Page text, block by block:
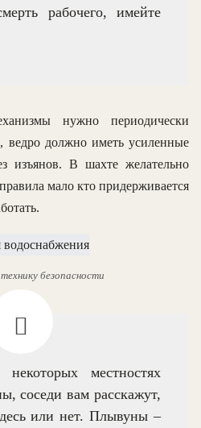
рабочего, имейте
нужно периодически
ведро должно иметь усиленные
изъянов. В шахте желательно
мало кто придерживается
безопасности
местностях
соседи вам расскажут,
или нет. Плывуны –